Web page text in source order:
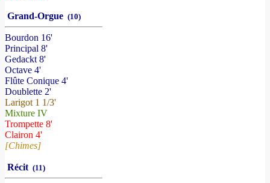
Grand-Orgue (10)
Bourdon 16'
Principal 8'
Gedackt 8'
Octave 4'
Flûte Conique 4'
Doublette 2'
Larigot 1 1/3'
Mixture IV
Trompette 8'
Clairon 4'
[Chimes]
Récit (11)